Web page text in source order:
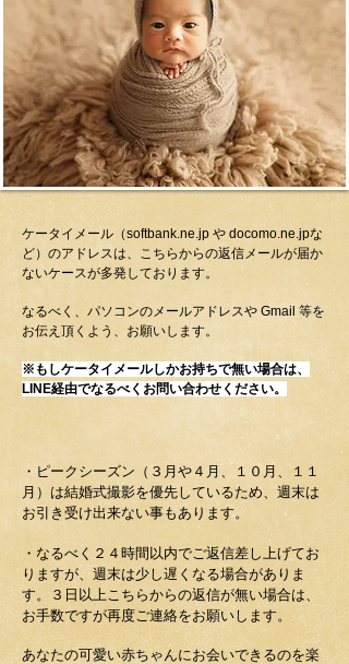
ケータイメール（softbank.ne.jp や docomo.ne.jpな
ど）のアドレスは、こちらからの返信メールが届か
ないケースが多発しております。
なるべく、パソコンのメールアドレスや Gmail 等を
お伝え頂くよう、お願いします。
※もしケータイメールしかお持ちで無い場合は、
LINE経由でなるべくお問い合わせください。
・ピークシーズン（３月や４月、１０月、１１
月）は結婚式撮影を優先しているため、週末は
お引き受け出来ない事もあります。
・なるべく２４時間以内でご返信差し上げてお
りますが、週末は少し遅くなる場合がありま
す。 ３日以上こちらからの返信が無い場合は、​
お手数ですが再度ご連絡をお願いします。
あなたの可愛い赤ちゃんにお会いできるのを楽